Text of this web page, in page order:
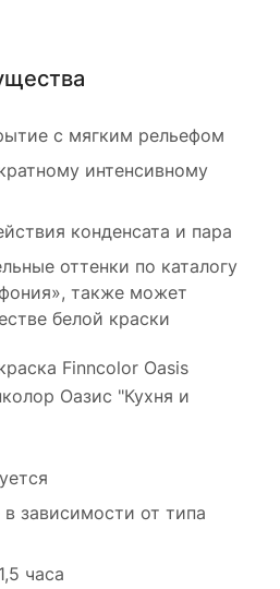
с мягким рельефом
интенсивному
конденсата и пара
оттенки по каталогу
также может
белой краски
Finncolor Oasis
Оазис "Кухня и
зависимости от типа
часа